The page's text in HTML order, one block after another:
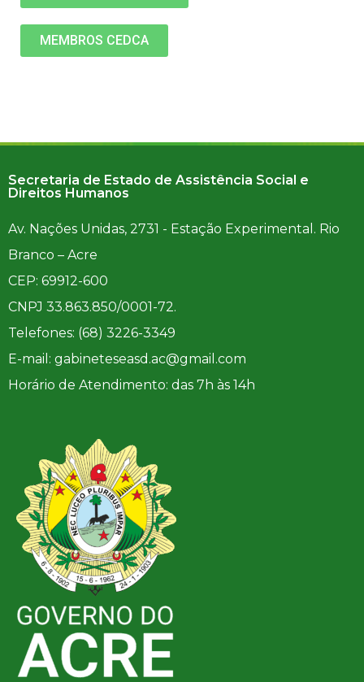
MEMBROS CEDCA
Secretaria de Estado de Assistência Social e
Direitos Humanos
Av. Nações Unidas, 2731 - Estação Experimental. Rio
Branco – Acre
CEP: 69912-600
CNPJ 33.863.850/0001-72.
Telefones: (68) 3226-3349
E-mail: gabineteseasd.ac@gmail.com
Horário de Atendimento: das 7h às 14h